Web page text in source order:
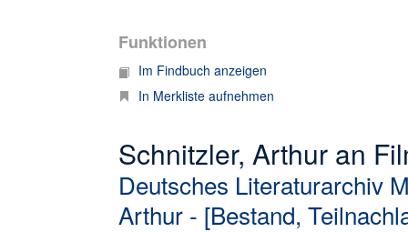
Funktionen
Im Findbuch anzeigen
In Merkliste aufnehmen
Schnitzler, Arthur an
Deutsches Literaturarchiv
Arthur - [Bestand,